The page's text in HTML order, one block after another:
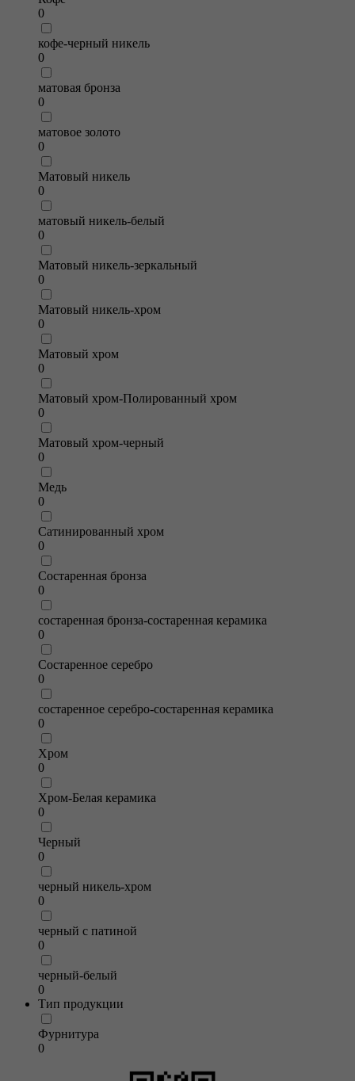
0
кофе-черный никель
0
матовая бронза
0
матовое золото
0
Матовый никель
0
матовый никель-белый
0
Матовый никель-зеркальный
0
Матовый никель-хром
0
Матовый хром
0
Матовый хром-Полированный хром
0
Матовый хром-черный
0
Медь
0
Сатинированный хром
0
Состаренная бронза
0
состаренная бронза-состаренная керамика
0
Состаренное серебро
0
состаренное серебро-состаренная керамика
0
Хром
0
Хром-Белая керамика
0
Черный
0
черный никель-хром
0
черный с патиной
0
черный-белый
0
Тип продукции
Фурнитура
0